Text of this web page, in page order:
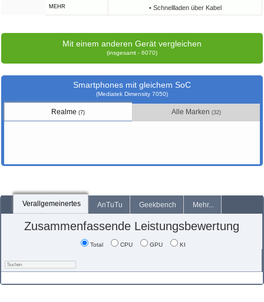
MEHR • Schnellladen über Kabel
Mit einem anderen Gerät vergleichen
(insgesamt - 6070)
Smartphones mit gleichem SoC
(Mediatek Dimensity 7050)
Realme(7) Alle Marken (32)
Verallgemeinertes AnTuTu Geekbench Mehr...
Zusammenfassende Leistungsbewertung
Total CPU GPU KI